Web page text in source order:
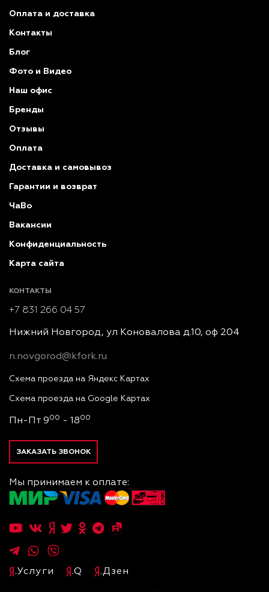
Оплата и доставка
Контакты
Блог
Фото и Видео
Наш офис
Бренды
Отзывы
Оплата
Доставка и самовывоз
Гарантии и возврат
ЧаВо
Вакансии
Конфиденциальность
Карта сайта
КОНТАКТЫ
+7 831 266 04 57
Нижний Новгород, ул Коновалова д.10, оф 204
n.novgorod@kfork.ru
Схема проезда на Яндекс Картах
Схема проезда на Google Картах
Пн-Пт 900 - 1800
ЗАКАЗАТЬ ЗВОНОК
Мы принимаем к оплате:
.Услуги .Q .Дзен